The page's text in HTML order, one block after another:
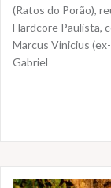
(Ratos do Porão),
Hardcore Paulista,
Marcus Vinicius
Gabriel